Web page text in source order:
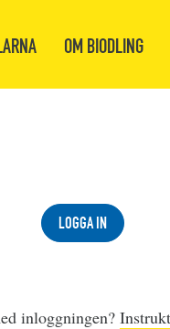
OM BIODLING
LOGGA IN
inloggningen?